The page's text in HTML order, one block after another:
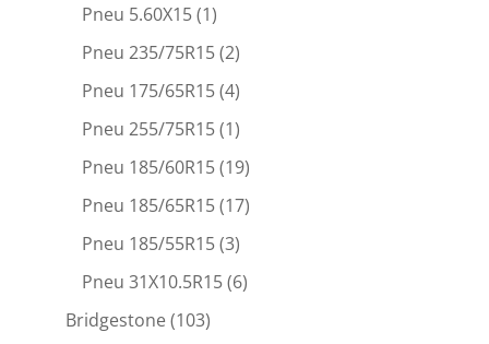
Pneu 5.60X15(1)
Pneu 235/75R15(2)
Pneu 175/65R15(4)
Pneu 255/75R15(1)
Pneu 185/60R15(19)
Pneu 185/65R15(17)
Pneu 185/55R15(3)
Pneu 31X10.5R15(6)
Bridgestone(103)